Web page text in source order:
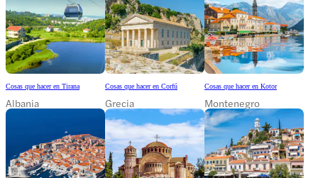
Cosas que hacer en Tirana
Albania
Cosas que hacer en Corfú
Grecia
Cosas que hacer en Kotor
Montenegro